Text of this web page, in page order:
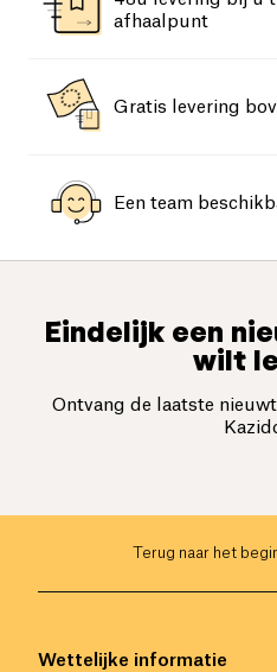
afhaalpunt
Gratis levering
Een team
Eindelijk een
wilt
Ontvang de laatste
Terug naar het
Wettelijke informatie